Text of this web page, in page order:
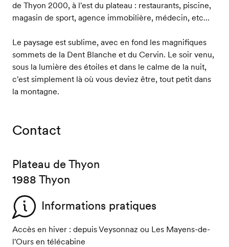
de Thyon 2000, à l'est du plateau : restaurants, piscine,
magasin de sport, agence immobilière, médecin, etc...
Le paysage est sublime, avec en fond les magnifiques
sommets de la Dent Blanche et du Cervin. Le soir venu,
sous la lumière des étoiles et dans le calme de la nuit,
c'est simplement là où vous deviez être, tout petit dans
la montagne.
Contact
Plateau de Thyon
1988 Thyon
Informations pratiques
Accès en hiver : depuis Veysonnaz ou Les Mayens-de-
l'Ours en télécabine